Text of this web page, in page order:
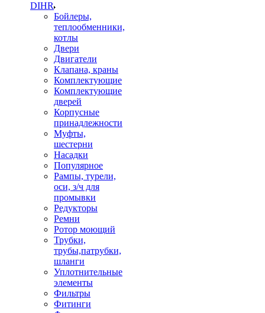
DIHR
Бойлеры,
теплообменники,
котлы
Двери
Двигатели
Клапана, краны
Комплектующие
Комплектующие
дверей
Корпусные
принадлежности
Муфты,
шестерни
Насадки
Популярное
Рампы, турели,
оси, з/ч для
промывки
Редукторы
Ремни
Ротор моющий
Трубки,
трубы,патрубки,
шланги
Уплотнительные
элементы
Фильтры
Фитинги